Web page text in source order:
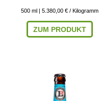
500 ml | 5.380,00 € / Kilogramm
ZUM PRODUKT